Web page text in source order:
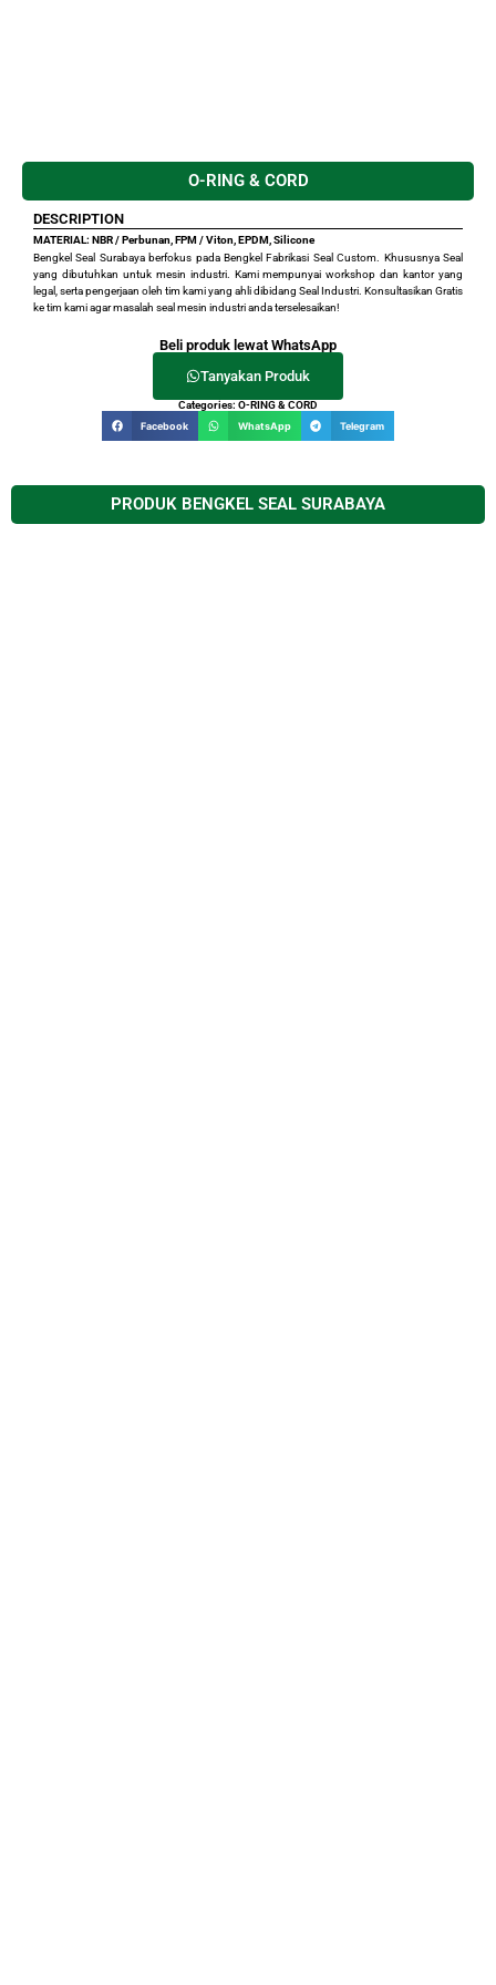
O-RING & CORD
DESCRIPTION
MATERIAL: NBR / Perbunan, FPM / Viton, EPDM, Silicone
Bengkel Seal Surabaya berfokus pada Bengkel Fabrikasi Seal Custom. Khususnya Seal
yang dibutuhkan untuk mesin industri. Kami mempunyai workshop dan kantor yang
legal, serta pengerjaan oleh tim kami yang ahli dibidang Seal Industri. Konsultasikan Gratis
ke tim kami agar masalah seal mesin industri anda terselesaikan!
Beli produk lewat WhatsApp
Tanyakan Produk
Categories: O-RING & CORD
Facebook
WhatsApp Telegram
PRODUK BENGKEL SEAL SURABAYA